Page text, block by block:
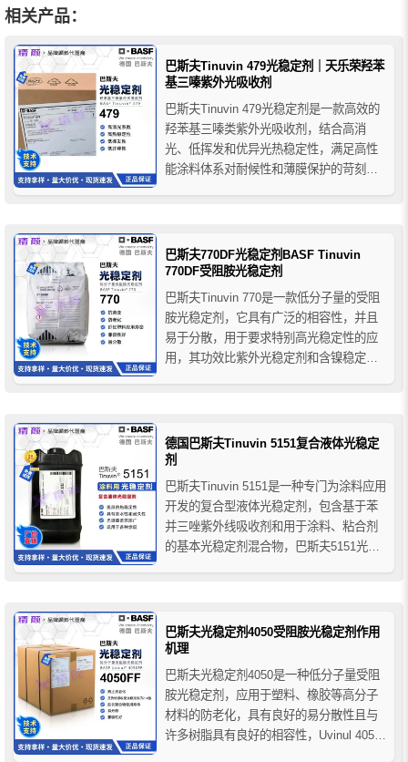
相关产品：
巴斯夫Tinuvin 479光稳定剂｜天乐荣羟苯
基三嗪紫外光吸收剂
巴斯夫Tinuvin 479光稳定剂是一款高效的
羟苯基三嗪类紫外光吸收剂，结合高消
光、低挥发和优异光热稳定性，满足高性
能涂料体系对耐候性和薄膜保护的苛刻要
全面的防护效果，是提升涂料抗老化能力
的理想选择。
巴斯夫770DF光稳定剂BASF Tinuvin
770DF受阻胺光稳定剂
巴斯夫Tinuvin 770是一款低分子量的受阻
胺光稳定剂，它具有广泛的相容性，并且
易于分散，用于要求特别高光稳定性的应
用，其功效比紫外光稳定剂和含镍稳定剂
响聚合物的颜色。
德国巴斯夫Tinuvin 5151复合液体光稳定
剂
巴斯夫Tinuvin 5151是一种专门为涂料应用
开发的复合型液体光稳定剂，包含基于苯
并三唑紫外线吸收剂和用于涂料、粘合剂
的基本光稳定剂混合物，巴斯夫5151光稳
和装饰涂料的高性能和耐久性要求，广泛
的紫外线吸收范...
巴斯夫光稳定剂4050受阻胺光稳定剂作用
机理
巴斯夫光稳定剂4050是一种低分子量受阻
胺光稳定剂，应用于塑料、橡胶等高分子
材料的防老化，具有良好的易分散性且与
许多树脂具有良好的相容性，Uvinul 4050